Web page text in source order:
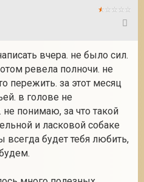
вчера. не было сил.
ревела полночи. не
пережить. за этот месяц
в голове не
не понимаю, за что такой
и ласковой собаке
всегда будет тебя любить,